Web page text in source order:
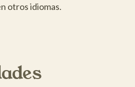
otros idiomas.